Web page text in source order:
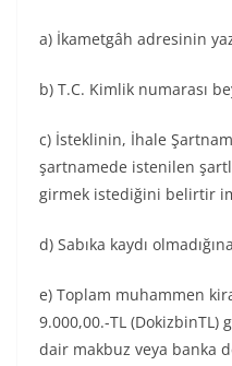
a) İkametgâh adresinin
b) T.C. Kimlik numarası
c) İsteklinin, İhale
şartnamede istenilen
girmek istediğini belirtir
d) Sabıka kaydı
e) Toplam muhammen
9.000,00.-TL (DokizbinTL)
dair makbuz veya banka